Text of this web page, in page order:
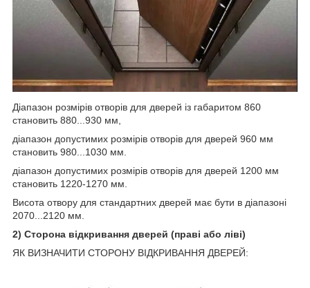
Діапазон розмірів отворів для дверей із габаритом 860
становить 880...930 мм,
діапазон допустимих розмірів отворів для дверей 960 мм
становить 980...1030 мм.
діапазон допустимих розмірів отворів для дверей 1200 мм
становить 1220-1270 мм.
Висота отвору для стандартних дверей має бути в діапазоні
2070...2120 мм.
2) Сторона відкривання дверей (праві або ліві)
ЯК ВИЗНАЧИТИ СТОРОНУ ВІДКРИВАННЯ ДВЕРЕЙ: